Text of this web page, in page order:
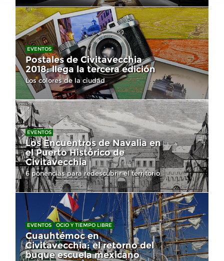
EVENTOS
Postales de Civitavecchia
2018: llega la tercera edición
Los colores de la ciudad
EVENTOS
Los Encuentros de Navalia en
el Puerto Histórico de
Civitavecchia
6 ponencias para redescubrir el territorio
EVENTOS OCIO Y TIEMPO LIBRE
Cuauhtémoc en
Civitavecchia: el retorno del
buque escuela mexicano